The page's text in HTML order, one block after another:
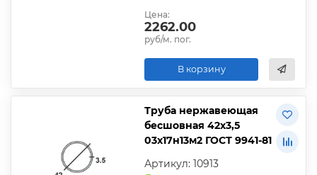
Цена:
2262.00
руб/м. пог.
В корзину
Труба нержавеющая
бесшовная 42х3,5
03х17н13м2 ГОСТ 9941-81
Артикул: 10913